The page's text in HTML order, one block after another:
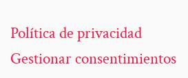
Política de privacidad
Gestionar consentimientos